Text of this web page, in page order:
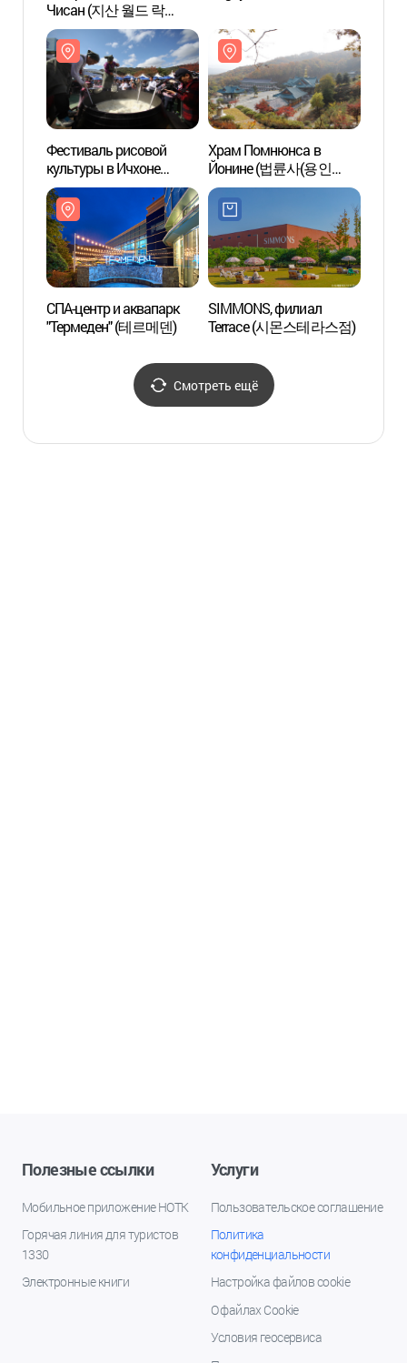
Чисан (지산 월드 락
페스티벌)
Фестиваль рисовой
культуры в Ичхоне
(이천쌀문화축제)
Храм Помнюнса в
Йонине (법륜사(용인
문수산))
СПА-центр и аквапарк
"Термеден" (테르메덴)
SIMMONS, филиал
Terrace (시몬스테라스점)
Смотреть ещё
Полезные ссылки
Мобильное приложение НОТК
Горячая линия для туристов
1330
Электронные книги
Услуги
Пользовательское соглашение
Политика
конфиденциальности
Настройка файлов cookie
О файлах Cookie
Условия геосервиса